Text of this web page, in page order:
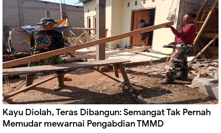
Kayu Diolah, Teras Dibangun: Semangat Tak Pernah
Memudar mewarnai Pengabdian TMMD